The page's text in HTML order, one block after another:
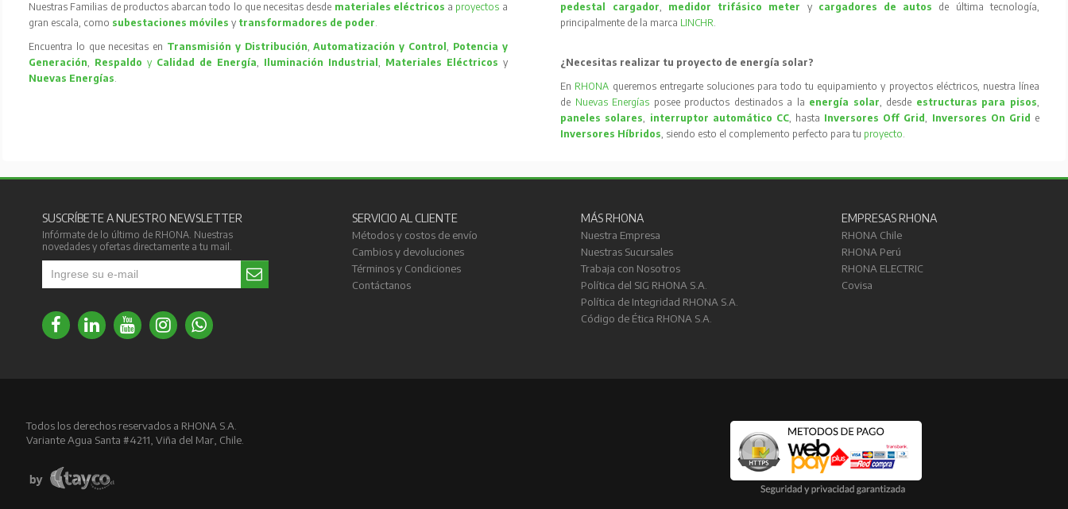
Nuestras Familias de productos abarcan todo lo que necesitas desde materiales eléctricos a proyectos a
gran escala, como subestaciones móvilesy transformadores de poder.
Encuentra lo que necesitas en Transmisión y Distribución,Automatización y Control, Potencia y
Generación, Respaldo y Calidad de Energía, Iluminación Industrial , Materiales Eléctricos y
Nuevas Energías.
pedestal cargador, medidor trifásico meter y cargadores de autos
de última tecnología,
principalmente de la marca LINCHR.
¿Necesitas realizar tu proyecto de energía solar?
En RHONA queremos entregarte soluciones para todo tu equipamiento y proyectos eléctricos, nuestra línea
de Nuevas Energías posee productos destinados a la energía solar, desde estructuras para pisos,
paneles solares, interruptor automático CC, hasta Inversores Off Grid, Inversores On Grid e
Inversores Híbridos, siendo esto el complemento perfecto para tu proyecto.
SUSCRÍBETE A NUESTRO NEWSLETTER
Infórmate de lo último de RHONA. Nuestras
novedades y ofertas directamente a tu mail.
SERVICIO AL CLIENTE
Métodos y costos de envío
Cambios y devoluciones
Términos y Condiciones
Contáctanos
MÁS RHONA
Nuestra Empresa
Nuestras Sucursales
Trabaja con Nosotros
Política del SIG RHONA S.A.
Política de Integridad RHONA S.A.
Código de Ética RHONA S.A.
EMPRESAS RHONA
RHONA Chile
RHONA Perú
RHONA ELECTRIC
Covisa
Todos los derechos reservados a RHONA S.A.
Variante Agua Santa #4211, Viña del Mar, Chile.